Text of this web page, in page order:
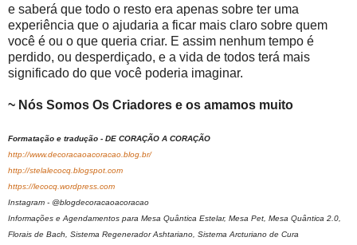
e saberá que todo o resto era apenas sobre ter uma
experiência que o ajudaria a ficar mais claro sobre quem
você é ou o que queria criar. E assim nenhum tempo é
perdido, ou desperdiçado, e a vida de todos terá mais
significado do que você poderia imaginar.
~ Nós Somos Os Criadores e os amamos muito
Formatação e tradução - DE CORAÇÃO A CORAÇÃO
http://www.decoracaoacoracao.blog.br/
http://stelalecocq.blogspot.com
https://lecocq.wordpress.com
Instagram - @blogdecoracaoacoracao
Informações e Agendamentos para Mesa Quântica Estelar, Mesa Pet, Mesa Quântica 2.0,
Florais de Bach, Sistema Regenerador Ashtariano, Sistema Arcturiano de Cura